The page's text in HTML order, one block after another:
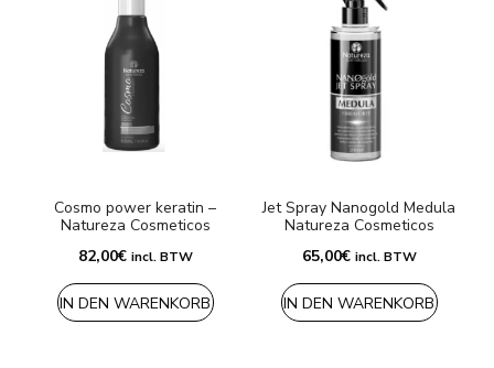
Cosmo power keratin –
Natureza Cosmeticos
82,00€ incl. BTW
IN DEN WARENKORB
Jet Spray Nanogold Medula
Natureza Cosmeticos
65,00€ incl. BTW
IN DEN WARENKORB